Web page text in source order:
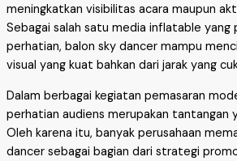
meningkatkan visibilitas acara maupun
Sebagai salah satu media inflatable yang
perhatian, balon sky dancer mampu
visual yang kuat bahkan dari jarak yang
Dalam berbagai kegiatan pemasaran
perhatian audiens merupakan tantangan
Oleh karena itu, banyak perusahaan
dancer sebagai bagian dari strategi